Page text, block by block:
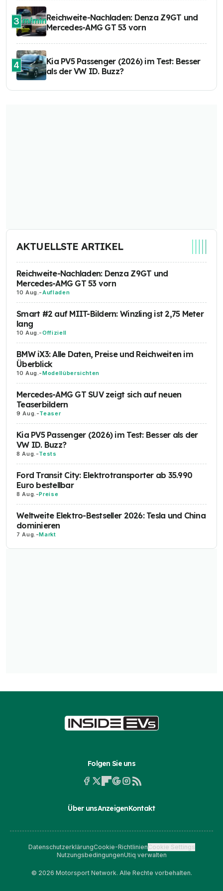
3
Reichweite-Nachladen: Denza Z9GT und
Mercedes-AMG GT 53 vorn
4
Kia PV5 Passenger (2026) im Test: Besser
als der VW ID. Buzz?
AKTUELLSTE ARTIKEL
Reichweite-Nachladen: Denza Z9GT und
Mercedes-AMG GT 53 vorn
10 Aug. -Aufladen
Smart #2 auf MIIT-Bildern: Winzling ist 2,75 Meter
lang
10 Aug. -Offiziell
BMW iX3: Alle Daten, Preise und Reichweiten im
Überblick
10 Aug. -Modellübersichten
Mercedes-AMG GT SUV zeigt sich auf neuen
Teaserbildern
9 Aug. -Teaser
Kia PV5 Passenger (2026) im Test: Besser als der
VW ID. Buzz?
8 Aug. -Tests
Ford Transit City: Elektrotransporter ab 35.990
Euro bestellbar
8 Aug. -Preise
Weltweite Elektro-Bestseller 2026: Tesla und China
dominieren
7 Aug. -Markt
Folgen Sie uns
Über unsAnzeigenKontakt
DatenschutzerklärungCookie-RichtlinienCookie Settings
NutzungsbedingungenUtiq verwalten
© 2026 Motorsport Network. Alle Rechte vorbehalten.